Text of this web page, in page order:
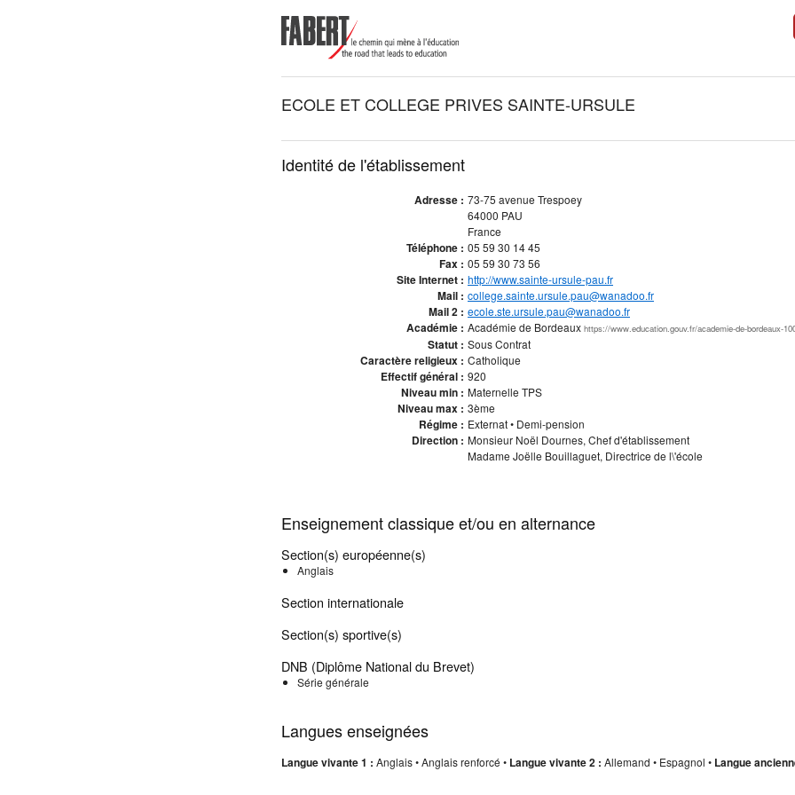
ECOLE ET COLLEGE PRIVES SAINTE-URSULE
Identité de l'établissement
Adresse : 73-75 avenue Trespoey
64000 PAU
France
Téléphone : 05 59 30 14 45
Fax : 05 59 30 73 56
Site Internet : http://www.sainte-ursule-pau.fr
Mail : college.sainte.ursule.pau@wanadoo.fr
Mail 2 : ecole.ste.ursule.pau@wanadoo.fr
Académie : Académie de Bordeaux https://www.education.gouv.fr/academie-de-bordeaux-
Statut : Sous Contrat
Caractère religieux : Catholique
Effectif général : 920
Niveau min : Maternelle TPS
Niveau max : 3ème
Régime : Externat • Demi-pension
Direction : Monsieur Noël Dournes, Chef d'établissement
Madame Joëlle Bouillaguet, Directrice de l\'école
Enseignement classique et/ou en alternance
Section(s) européenne(s)
Anglais
Section internationale
Section(s) sportive(s)
DNB (Diplôme National du Brevet)
Série générale
Langues enseignées
Langue vivante 1 : Anglais • Anglais renforcé • Langue vivante 2 : Allemand • Espagnol • Langue